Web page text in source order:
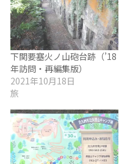
下関要塞火ノ山砲台跡（’18
年訪問・再編集版）
2021年10月18日
旅